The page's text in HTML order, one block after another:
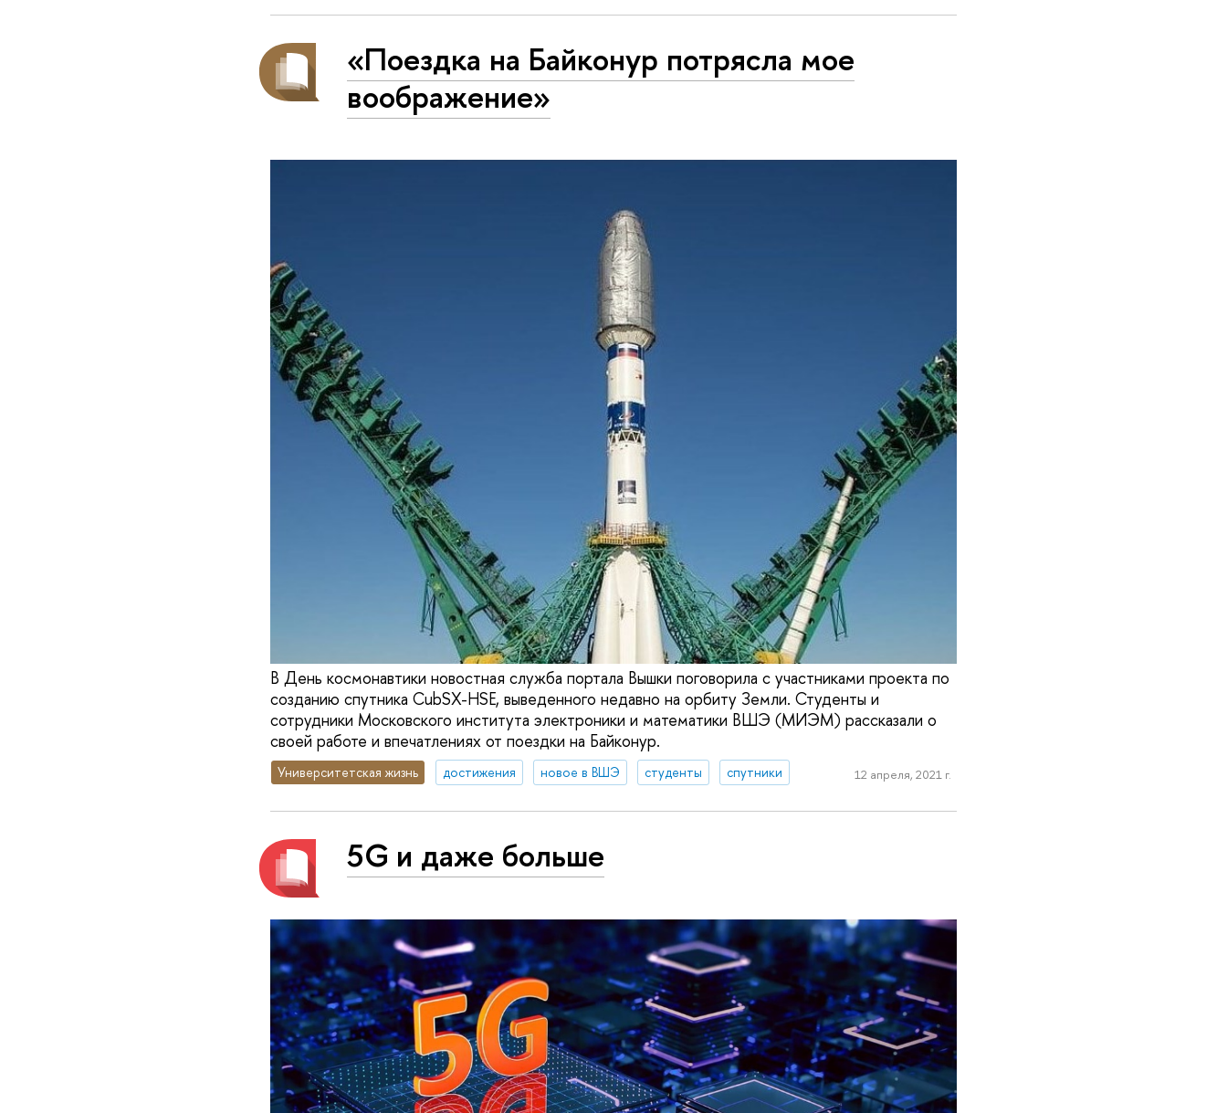
«Поездка на Байконур потрясла мое
воображение»
В День космонавтики новостная служба портала Вышки поговорила с участниками проекта по
созданию спутника CubSX-HSE, выведенного недавно на орбиту Земли. Студенты и
сотрудники Московского института электроники и математики ВШЭ (МИЭМ) рассказали о
своей работе и впечатлениях от поездки на Байконур.
Университетская жизнь достижения новое в ВШЭ студенты спутники 12 апреля, 2021 г.
5G и даже больше